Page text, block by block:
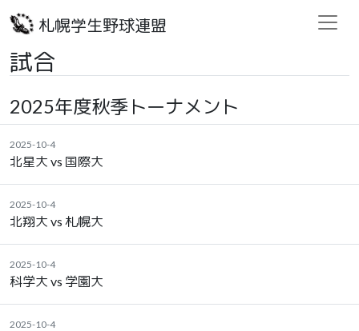
札幌学生野球連盟
試合
2025年度秋季トーナメント
2025-10-4
北星大 vs 国際大
2025-10-4
北翔大 vs 札幌大
2025-10-4
科学大 vs 学園大
2025-10-4